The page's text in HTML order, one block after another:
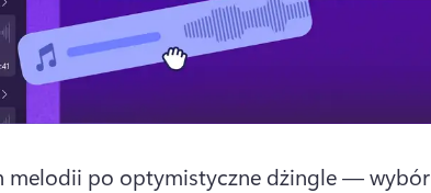
melodii po optymistyczne dżingle — wybór